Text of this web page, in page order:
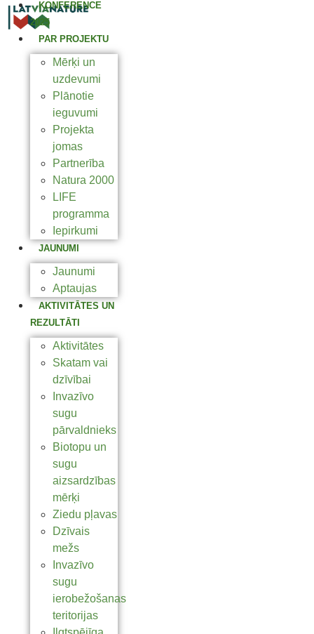
KONFERENCE
2025
PAR PROJEKTU
Mērķi un
uzdevumi
Plānotie
ieguvumi
Projekta
jomas
Partnerība
Natura 2000
LIFE
programma
Iepirkumi
JAUNUMI
Jaunumi
Aptaujas
AKTIVITĀTES UN
REZULTĀTI
Aktivitātes
Skatam vai
dzīvībai
Invazīvo
sugu
pārvaldnieks
Biotopu un
sugu
aizsardzības
mērķi
Ziedu pļavas
Dzīvais
mežs
Invazīvo
sugu
ierobežošanas
teritorijas